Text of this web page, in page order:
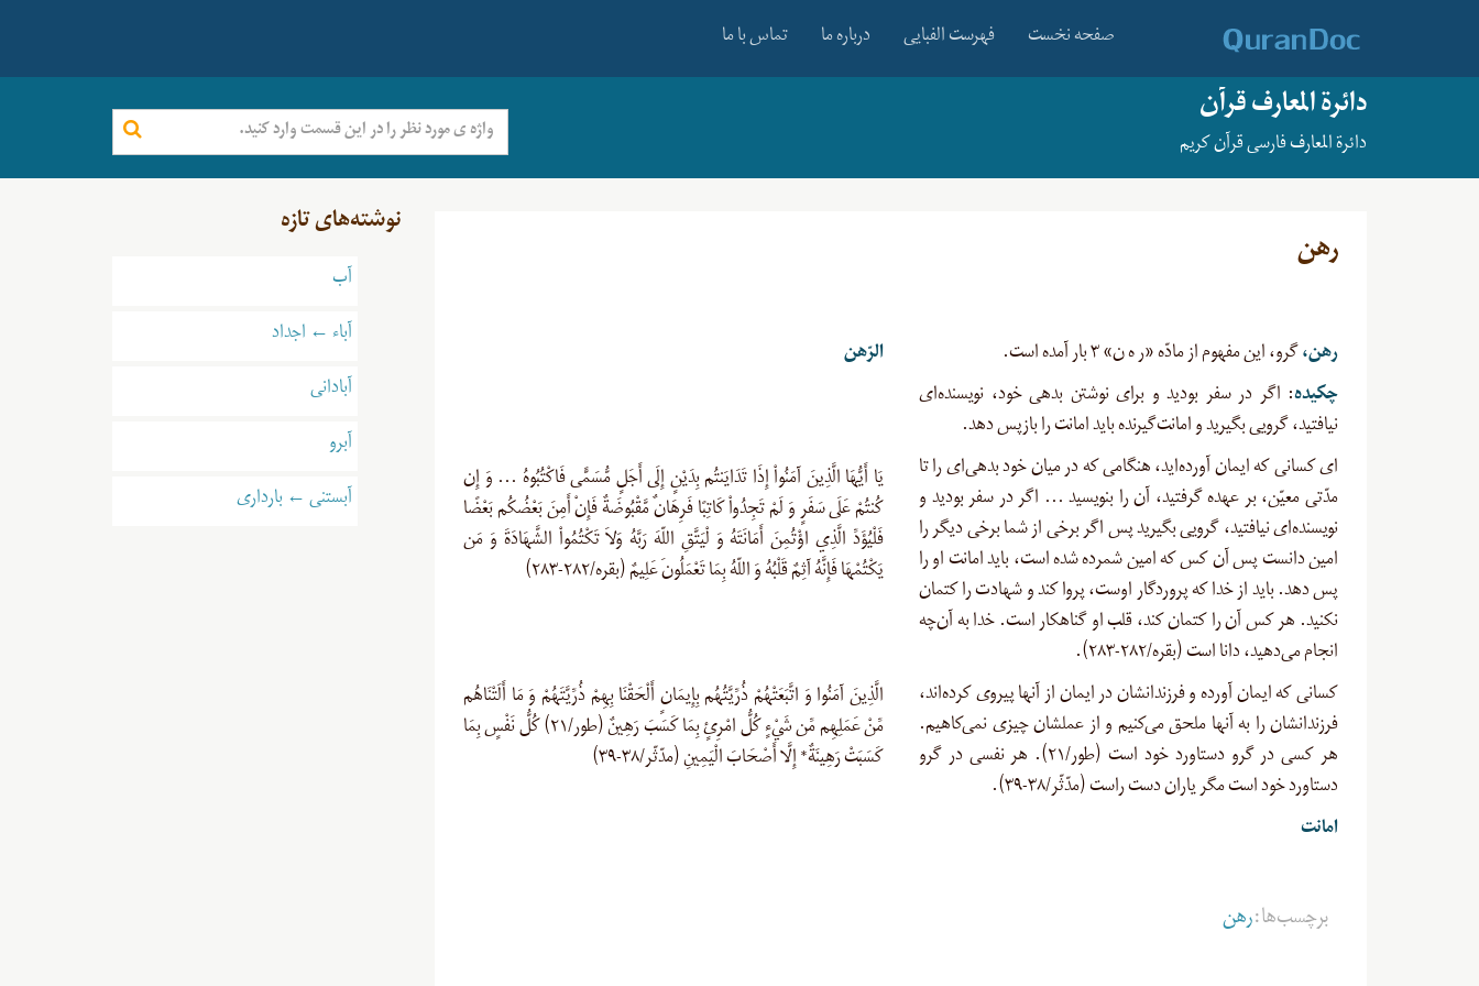
تماس با ما درباره ما فهرست الفبایی صفحه نخست
دائرة المعارف قرآن
دائرة المعارف فارسی قرآن کریم
رهن
رهن، گرو، این مفهوم از مادّه «ر ه ن» ۳ بار آمده است.
چکیده: اگر در سفر بودید و برای نوشتن بدهی خود، نویسنده‌ای
نیافتید، گرویی بگیرید و امانت‌گیرنده باید امانت را بازپس دهد.
ای کسانی که ایمان آورده‌اید، هنگامی که در میان خود بدهی‌ای را تا
مدّتی معیّن، بر عهده گرفتید، آن را بنویسید … اگر در سفر بودید و
نویسنده‌ای نیافتید، گرویی بگیرید پس اگر برخی از شما برخی دیگر را
امین دانست پس آن کس که امین شمرده شده است، باید امانت او را
پس دهد. باید از خدا که پروردگار اوست، پروا کند و شهادت را کتمان
نکنید. هر کس آن را کتمان کند، قلب او گناهکار است. خدا به آن‌چه
انجام می‌دهید، دانا است (بقره/۲۸۲-۲۸۳).
کسانی که ایمان آورده و فرزندانشان در ایمان از آنها پیروی کرده‌اند،
فرزندانشان را به آنها ملحق می‌کنیم و از عملشان چیزی نمی‌کاهیم.
هر کسی در گرو دستاورد خود است (طور/۲۱). هر نفسی در گرو
دستاورد خود است مگر یاران دست راست (مدّثّر/۳۸-۳۹).
امانت
الرّهن
يَا أَيُّهَا الَّذِينَ آمَنُواْ إِذَا تَدَايَنتُم بِدَيْنٍ إِلَى أَجَلٍ مُّسَمًّى فَاكْتُبُوهُ … وَ إِن
كُنتُمْ عَلَى سَفَرٍ وَ لَمْ تَجِدُواْ كَاتِبًا فَرِهَانٌ مَّقْبُوضَةٌ فَإِنْ أَمِنَ بَعْضُكُم بَعْضًا
فَلْيُؤَدِّ الَّذِي اؤْتُمِنَ أَمَانَتَهُ وَ لْيَتَّقِ اللّهَ رَبَّهُ وَلاَ تَكْتُمُواْ الشَّهَادَةَ وَ مَن
يَكْتُمْهَا فَإِنَّهُ آثِمٌ قَلْبُهُ وَ اللّهُ بِمَا تَعْمَلُونَ عَلِيمٌ (بقره/۲۸۲-۲۸۳)
الَّذِينَ آمَنُوا وَ اتَّبَعَتْهُمْ ذُرِّيَّتُهُم بِإِيمَانٍ أَلْحَقْنَا بِهِمْ ذُرِّيَّتَهُمْ وَ مَا أَلَتْنَاهُم
مِّنْ عَمَلِهِم مِّن شَيْءٍ كُلُّ امْرِئٍ بِمَا كَسَبَ رَهِينٌ (طور/۲۱) كُلُّ نَفْسٍ بِمَا
كَسَبَتْ رَهِينَةٌ* إِلَّا أَصْحَابَ الْيَمِينِ (مدّثّر/۳۸-۳۹)
برچسب‌ها:رهن
نوشته‌های تازه
آب
آباء ← اجداد
آبادانی
آبرو
آبستنی ← بارداری